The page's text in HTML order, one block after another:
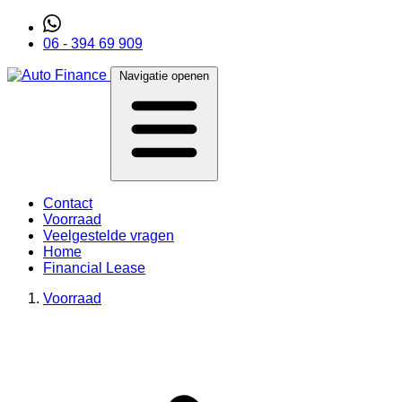
06 - 394 69 909
Navigatie openen
Contact
Voorraad
Veelgestelde vragen
Home
Financial Lease
Voorraad